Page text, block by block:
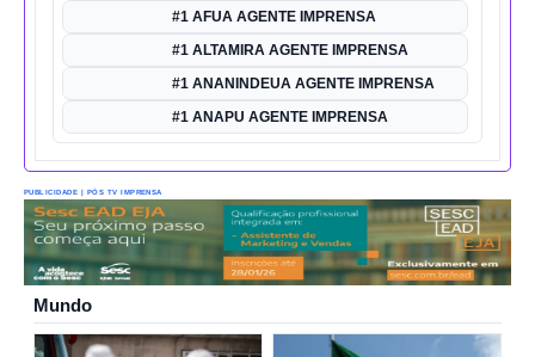
#1 AFUA AGENTE IMPRENSA
#1 ALTAMIRA AGENTE IMPRENSA
#1 ANANINDEUA AGENTE IMPRENSA
#1 ANAPU AGENTE IMPRENSA
PUBLICIDADE | PÓS TV IMPRENSA
Mundo